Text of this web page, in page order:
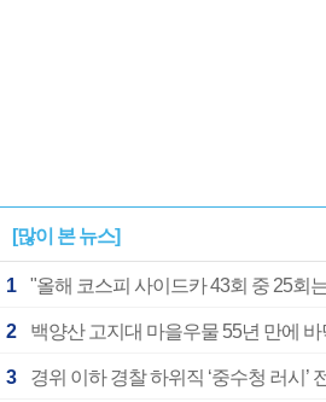
[많이 본 뉴스]
1 "올해 코스피 사이드카 43회 중 25회
2 백양산 고지대 마을우물 55년 만에 바
3 경위 이하 경찰 하위직 ‘중수청 러시